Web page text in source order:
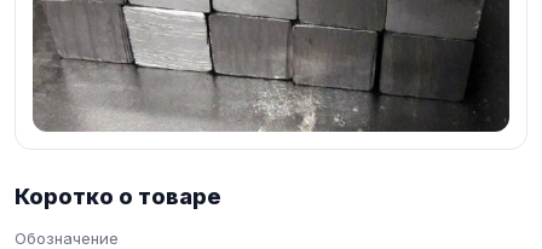
Коротко о товаре
Обозначение